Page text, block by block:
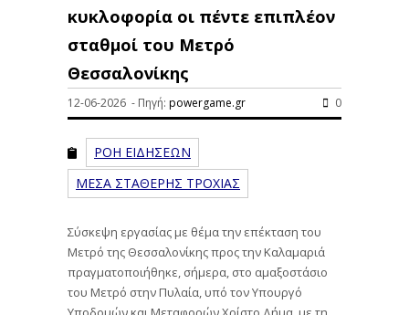
κυκλοφορία οι πέντε επιπλέον
σταθμοί του Μετρό
Θεσσαλονίκης
12-06-2026 - Πηγή: powergame.gr 0
ΡΟΗ ΕΙΔΗΣΕΩΝ
ΜΕΣΑ ΣΤΑΘΕΡΗΣ ΤΡΟΧΙΑΣ
Σύσκεψη εργασίας με θέμα την επέκταση του
Μετρό της Θεσσαλονίκης προς την Καλαμαριά
πραγματοποιήθηκε, σήμερα, στο αμαξοστάσιο
του Μετρό στην Πυλαία, υπό τον Υπουργό
Υποδομών και Μεταφορών Χρίστο Δήμα, με τη